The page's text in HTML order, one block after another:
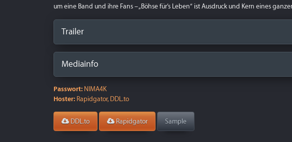
um eine Band und ihre Fans – „Böhse für’s Leben“ ist Ausdruck und Kern eines
Trailer
Mediainfo
Passwort: NIMA4K
Hoster: Rapidgator, DDL.to
DDL.to Rapidgator Sample